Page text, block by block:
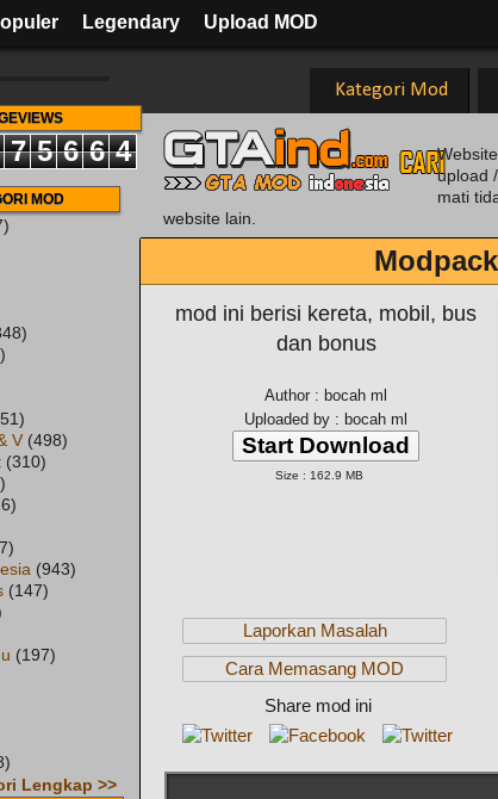
Legendary Upload MOD
Kategori Mod
upload
mati
website lain.
mod ini berisi kereta, mobil, bus
dan bonus
Author : bocah ml
Uploaded by : bocah ml
Start Download
Size : 162.9 MB
Laporkan Masalah
Cara Memasang MOD
Share mod ini
7 5 6 6 4
MOD
V (498)
(310)
(943)
(147)
(197)
Lengkap >>